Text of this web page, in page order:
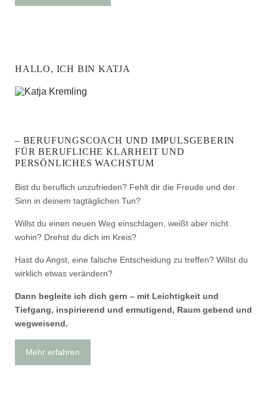
HALLO, ICH BIN KATJA
– BERUFUNGSCOACH UND IMPULSGEBERIN
FÜR BERUFLICHE KLARHEIT UND
PERSÖNLICHES WACHSTUM
Bist du beruflich unzufrieden? Fehlt dir die Freude und der
Sinn in deinem tagtäglichen Tun?
Willst du einen neuen Weg einschlagen, weißt aber nicht
wohin? Drehst du dich im Kreis?
Hast du Angst, eine falsche Entscheidung zu treffen? Willst du
wirklich etwas verändern?
Dann begleite ich dich gern – mit Leichtigkeit und
Tiefgang, inspirierend und ermutigend, Raum gebend und
wegweisend.
Mehr erfahren